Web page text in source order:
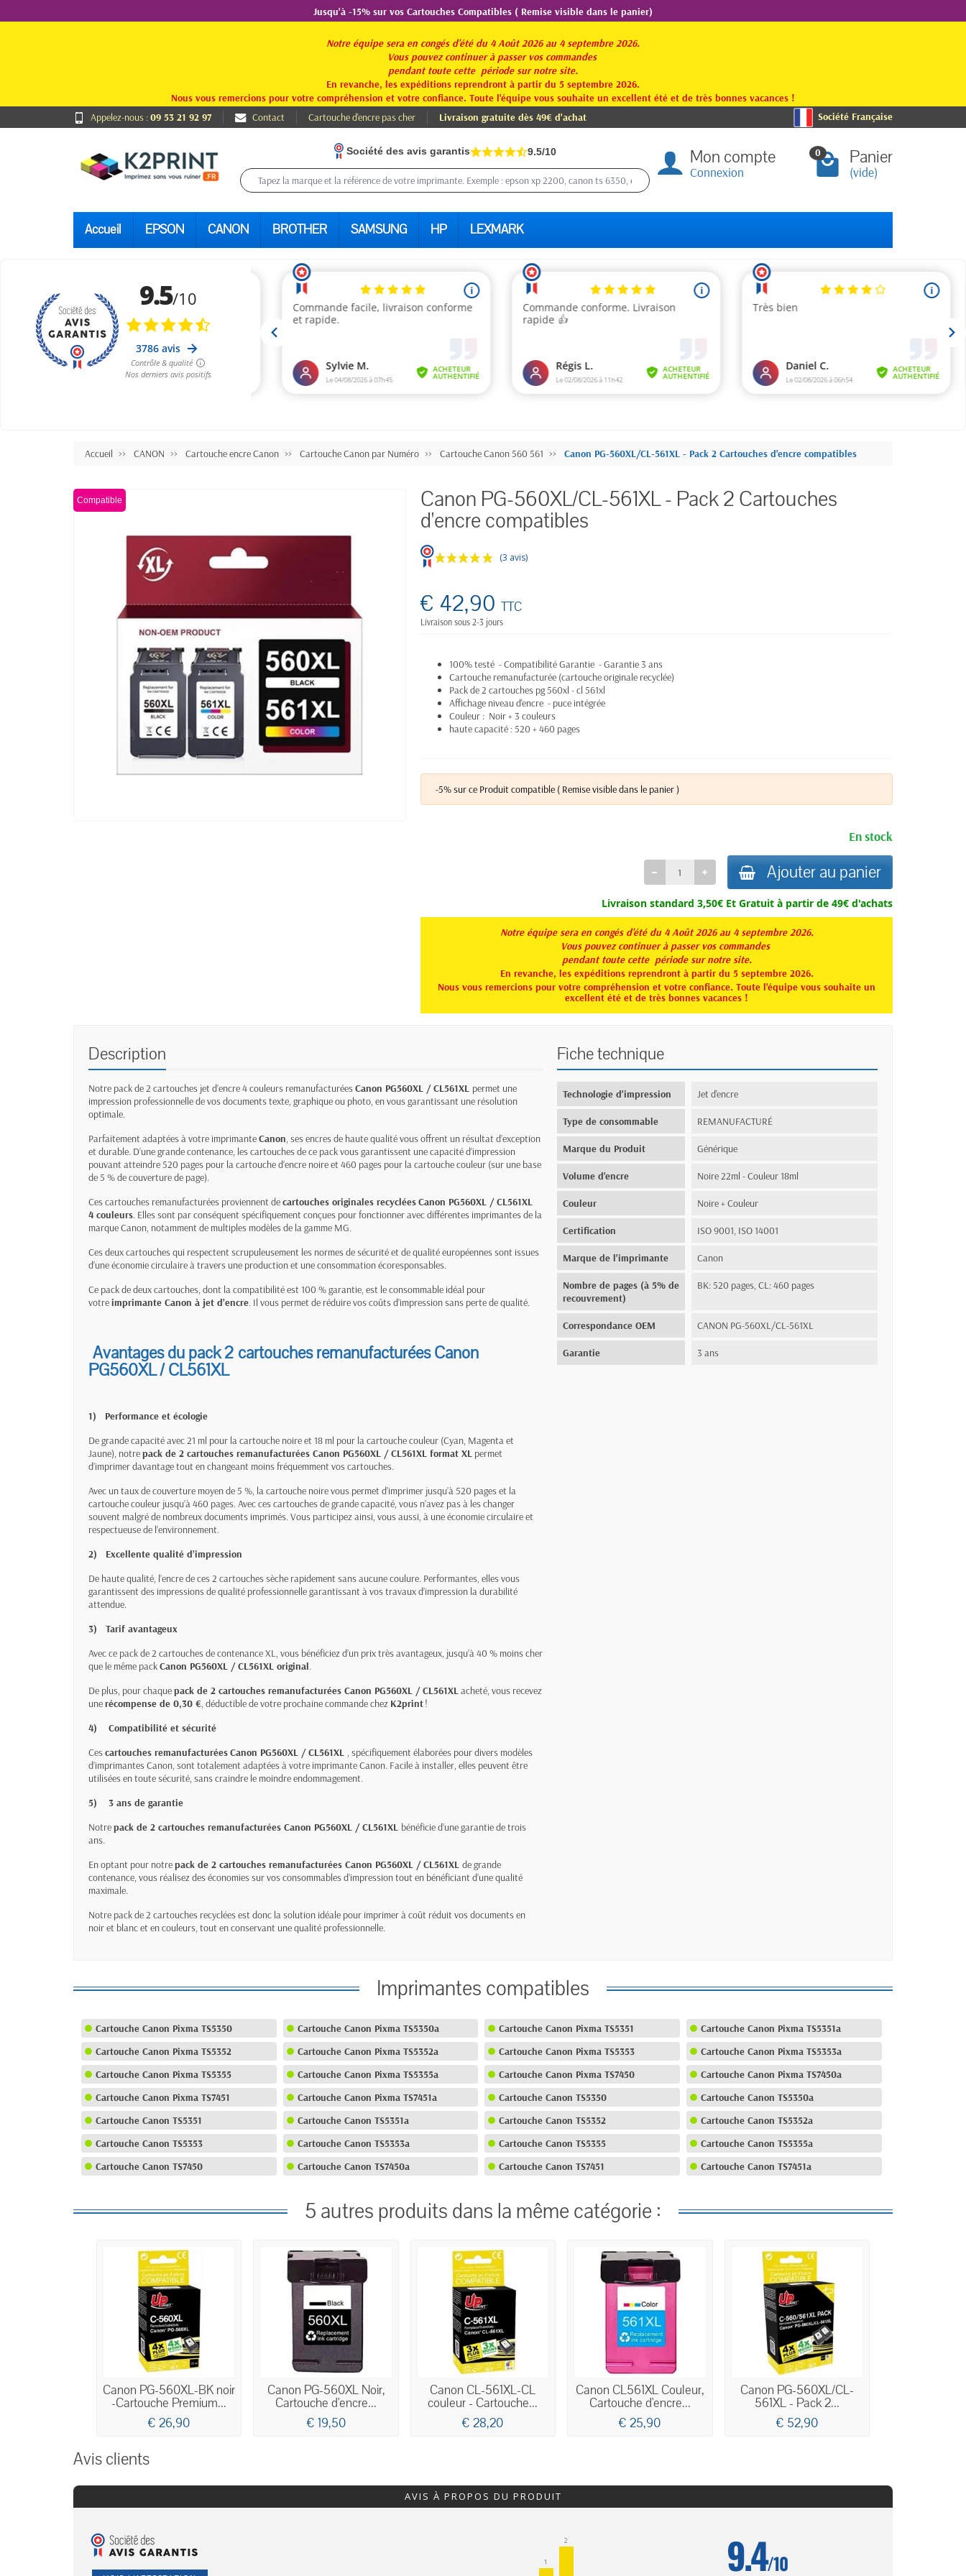
Jusqu'à -15% sur vos Cartouches Compatibles ( Remise visible dans le panier)
Notre équipe sera en congés d'été du 4 Août 2026 au 4 septembre 2026.
Vous pouvez continuer à passer vos commandes
pendant toute cette période sur notre site.
En revanche, les expéditions reprendront à partir du 5 septembre 2026.
Nous vous remercions pour votre compréhension et votre confiance. Toute l'équipe vous souhaite un excellent été et de très bonnes vacances !
Appelez-nous :09 53 21 92 97 Contact Cartouche d'encre pas cher Livraison gratuite dès 49€ d'achat Société Française
Société des avis garantis 9.5/10 Mon compte
Connexion
0 Panier
(vide)
Accueil EPSON CANON BROTHER SAMSUNG HP LEXMARK
Accueil CANON Cartouche encre Canon Cartouche Canon par Numéro Cartouche Canon 560 561 Canon PG-560XL/CL-561XL - Pack 2 Cartouches d'encre compatibles
Compatible Canon PG-560XL/CL-561XL - Pack 2 Cartouches
d'encre compatibles
(3 avis)
€ 42,90TTC
Livraison sous 2-3 jours
100% testé - Compatibilité Garantie - Garantie 3 ans
Cartouche remanufacturée (cartouche originale recyclée)
Pack de 2 cartouches pg 560xl - cl 561xl
Affichage niveau d'encre - puce intégrée
Couleur : Noir + 3 couleurs
haute capacité : 520 + 460 pages
-5% sur ce Produit compatible ( Remise visible dans le panier )
En stock
Ajouter au panier
Livraison standard 3,50€ Et Gratuit à partir de 49€ d'achats
Notre équipe sera en congés d'été du 4 Août 2026 au 4 septembre 2026.
Vous pouvez continuer à passer vos commandes
pendant toute cette période sur notre site.
En revanche, les expéditions reprendront à partir du 5 septembre 2026.
Nous vous remercions pour votre compréhension et votre confiance. Toute l'équipe vous souhaite un
excellent été et de très bonnes vacances !
Description
Notre pack de 2 cartouches jet d’encre 4 couleurs remanufacturéesCanon PG560XL / CL561XL permet une
impression professionnelle de vos documents texte, graphique ou photo, en vous garantissant une résolution
optimale.
Parfaitement adaptées à votre imprimanteCanon, ses encres de haute qualité vous offrent un résultat d’exception
et durable. D’une grande contenance, les cartouches de ce pack vous garantissent une capacité d’impression
pouvant atteindre 520 pages pour la cartouche d’encre noire et 460 pages pour la cartouche couleur (sur une base
de 5 % de couverture de page).
Ces cartouches remanufacturées proviennent decartouches originales recycléesCanon PG560XL / CL561XL
4 couleurs. Elles sont par conséquent spécifiquement conçues pour fonctionner avec différentes imprimantes de la
marque Canon, notamment de multiples modèles de la gamme MG.
Ces deux cartouches qui respectent scrupuleusement les normes de sécurité et de qualité européennes sont issues
d’une économie circulaire à travers une production et une consommation écoresponsables.
Ce pack de deux cartouches, dont la compatibilité est 100 % garantie, est le consommable idéal pour
votreimprimante Canon à jet d’encre. Il vous permet de réduire vos coûts d’impression sans perte de qualité.
Avantages du pack 2 cartouches remanufacturées Canon
PG560XL / CL561XL
1) Performance et écologie
De grande capacité avec 21 ml pour la cartouche noire et 18 ml pour la cartouche couleur (Cyan, Magenta et
Jaune), notrepack de 2 cartouches remanufacturées Canon PG560XL / CL561XL format XL permet
d’imprimer davantage tout en changeant moins fréquemment vos cartouches.
Avec un taux de couverture moyen de 5 %, la cartouche noire vous permet d’imprimer jusqu’à 520 pages et la
cartouche couleur jusqu’à 460 pages. Avec ces cartouches de grande capacité, vous n’avez pas à les changer
souvent malgré de nombreux documents imprimés. Vous participez ainsi, vous aussi, à une économie circulaire et
respectueuse de l’environnement.
2) Excellente qualité d’impression
De haute qualité, l’encre de ces 2 cartouches sèche rapidement sans aucune coulure. Performantes, elles vous
garantissent des impressions de qualité professionnelle garantissant à vos travaux d’impression la durabilité
attendue.
3) Tarif avantageux
Avec ce pack de 2 cartouches de contenance XL, vous bénéficiez d’un prix très avantageux, jusqu’à 40 % moins cher
que le même packCanon PG560XL / CL561XL original.
De plus, pour chaquepack de 2 cartouches remanufacturées Canon PG560XL / CL561XLacheté, vous recevez
unerécompense de 0,30 €, déductible de votre prochaine commande chez K2print!
4) Compatibilité et sécurité
Cescartouches remanufacturéesCanon PG560XL / CL561XL , spécifiquement élaborées pour divers modèles
d’imprimantes Canon, sont totalement adaptées à votre imprimante Canon. Facile à installer, elles peuvent être
utilisées en toute sécurité, sans craindre le moindre endommagement.
5) 3 ans de garantie
Notrepack de 2 cartouches remanufacturées Canon PG560XL / CL561XL bénéficie d’une garantie de trois
ans.
En optant pour notrepack de 2 cartouches remanufacturées Canon PG560XL / CL561XL de grande
contenance, vous réalisez des économies sur vos consommables d’impression tout en bénéficiant d’une qualité
maximale.
Notre pack de 2 cartouches recyclées est donc la solution idéale pour imprimer à coût réduit vos documents en
noir et blanc et en couleurs, tout en conservant une qualité professionnelle.
Fiche technique
Technologie d'impression Jet d'encre
Type de consommable REMANUFACTURÉ
Marque du Produit Générique
Volume d'encre Noire 22ml - Couleur 18ml
Couleur Noire + Couleur
Certification ISO 9001, ISO 14001
Marque de l'imprimante Canon
Nombre de pages (à 5% de
recouvrement)
BK: 520 pages, CL: 460 pages
Correspondance OEM CANON PG-560XL/CL-561XL
Garantie 3 ans
Imprimantes compatibles
Cartouche Canon Pixma TS5350 Cartouche Canon Pixma TS5350a Cartouche Canon Pixma TS5351
Cartouche Canon Pixma TS5351a
Cartouche Canon Pixma TS5352
Cartouche Canon Pixma TS5352a Cartouche Canon Pixma TS5353
Cartouche Canon Pixma TS5353a
Cartouche Canon Pixma TS5355
Cartouche Canon Pixma TS5355a Cartouche Canon Pixma TS7450
Cartouche Canon Pixma TS7450a
Cartouche Canon Pixma TS7451
Cartouche Canon Pixma TS7451a Cartouche Canon TS5350
Cartouche Canon TS5350a
Cartouche Canon TS5351
Cartouche Canon TS5351a Cartouche Canon TS5352
Cartouche Canon TS5352a
Cartouche Canon TS5353
Cartouche Canon TS5353a Cartouche Canon TS5355
Cartouche Canon TS5355a
Cartouche Canon TS7450
Cartouche Canon TS7450a Cartouche Canon TS7451 Cartouche Canon TS7451a
5 autres produits dans la même catégorie :
Canon PG-560XL-BK noir
-Cartouche Premium...
€ 26,90
Canon PG-560XL Noir,
Cartouche d'encre...
€ 19,50
Canon CL-561XL-CL
couleur - Cartouche...
€ 28,20
Canon CL561XL Couleur,
Cartouche d'encre...
€ 25,90
Canon PG-560XL/CL-
561XL - Pack 2...
€ 52,90
Avis clients
AVIS À PROPOS DU PRODUIT
1
2 9.4/10